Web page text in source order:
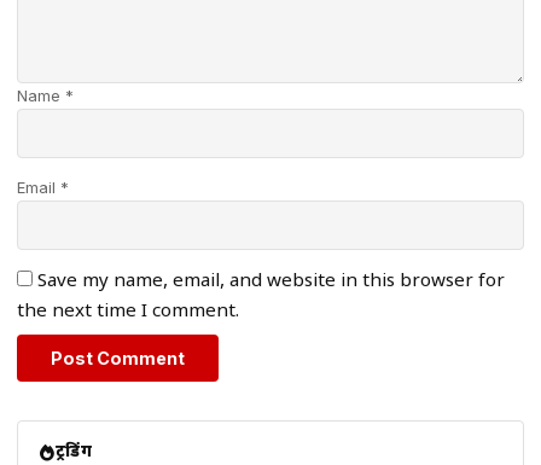
Name *
Email *
Save my name, email, and website in this browser for
the next time I comment.
ट्रेंडिंग